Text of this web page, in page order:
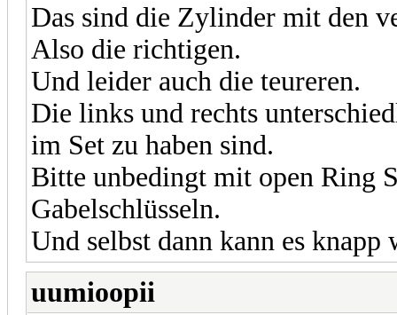
Das sind die Zylinder mit den
Also die richtigen.
Und leider auch die teureren.
Die links und rechts
im Set zu haben sind.
Bitte unbedingt mit open Ring
Gabelschlüsseln.
Und selbst dann kann es knapp
uumioopii